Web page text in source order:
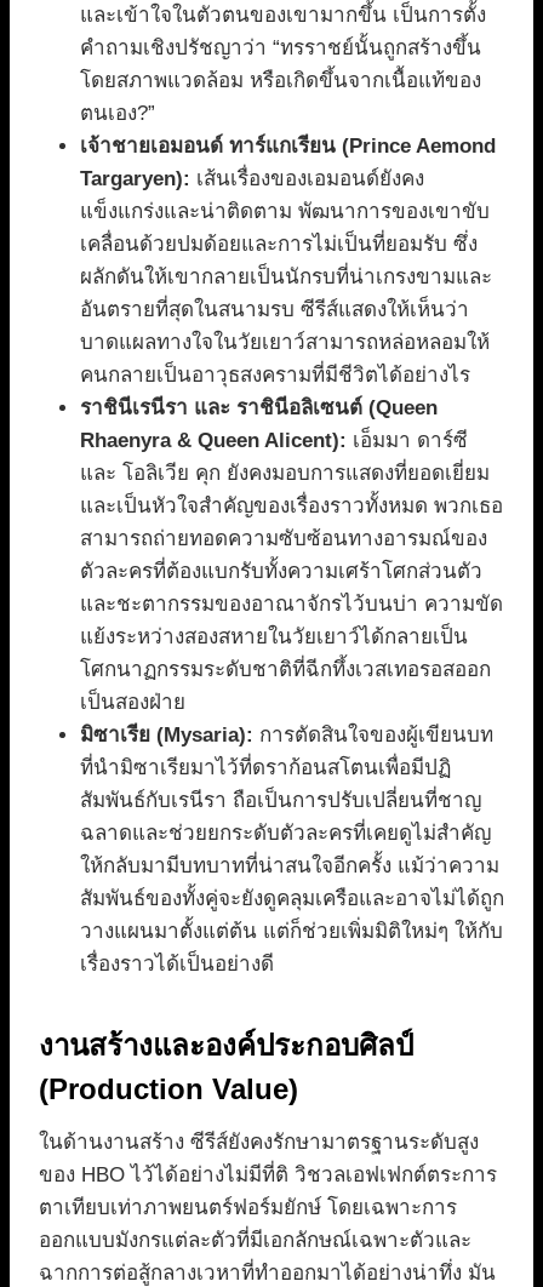
และเข้าใจในตัวตนของเขามากขึ้น เป็นการตั้ง
คำถามเชิงปรัชญาว่า “ทรราชย์นั้นถูกสร้างขึ้น
โดยสภาพแวดล้อม หรือเกิดขึ้นจากเนื้อแท้ของ
ตนเอง?”
เจ้าชายเอมอนด์ ทาร์แกเรียน (Prince Aemond
Targaryen): เส้นเรื่องของเอมอนด์ยังคง
แข็งแกร่งและน่าติดตาม พัฒนาการของเขาขับ
เคลื่อนด้วยปมด้อยและการไม่เป็นที่ยอมรับ ซึ่ง
ผลักดันให้เขากลายเป็นนักรบที่น่าเกรงขามและ
อันตรายที่สุดในสนามรบ ซีรีส์แสดงให้เห็นว่า
บาดแผลทางใจในวัยเยาว์สามารถหล่อหลอมให้
คนกลายเป็นอาวุธสงครามที่มีชีวิตได้อย่างไร
ราชินีเรนีรา และ ราชินีอลิเซนต์ (Queen
Rhaenyra & Queen Alicent): เอ็มมา ดาร์ซี
และ โอลิเวีย คุก ยังคงมอบการแสดงที่ยอดเยี่ยม
และเป็นหัวใจสำคัญของเรื่องราวทั้งหมด พวกเธอ
สามารถถ่ายทอดความซับซ้อนทางอารมณ์ของ
ตัวละครที่ต้องแบกรับทั้งความเศร้าโศกส่วนตัว
และชะตากรรมของอาณาจักรไว้บนบ่า ความขัด
แย้งระหว่างสองสหายในวัยเยาว์ได้กลายเป็น
โศกนาฏกรรมระดับชาติที่ฉีกทึ้งเวสเทอรอสออก
เป็นสองฝ่าย
มิซาเรีย (Mysaria): การตัดสินใจของผู้เขียนบท
ที่นำมิซาเรียมาไว้ที่ดราก้อนสโตนเพื่อมีปฏิ
สัมพันธ์กับเรนีรา ถือเป็นการปรับเปลี่ยนที่ชาญ
ฉลาดและช่วยยกระดับตัวละครที่เคยดูไม่สำคัญ
ให้กลับมามีบทบาทที่น่าสนใจอีกครั้ง แม้ว่าความ
สัมพันธ์ของทั้งคู่จะยังดูคลุมเครือและอาจไม่ได้ถูก
วางแผนมาตั้งแต่ต้น แต่ก็ช่วยเพิ่มมิติใหม่ๆ ให้กับ
เรื่องราวได้เป็นอย่างดี
งานสร้างและองค์ประกอบศิลป์
(Production Value)
ในด้านงานสร้าง ซีรีส์ยังคงรักษามาตรฐานระดับสูง
ของ HBO ไว้ได้อย่างไม่มีที่ติ วิชวลเอฟเฟกต์ตระการ
ตาเทียบเท่าภาพยนตร์ฟอร์มยักษ์ โดยเฉพาะการ
ออกแบบมังกรแต่ละตัวที่มีเอกลักษณ์เฉพาะตัวและ
ฉากการต่อสู้กลางเวหาที่ทำออกมาได้อย่างน่าทึ่ง มัน